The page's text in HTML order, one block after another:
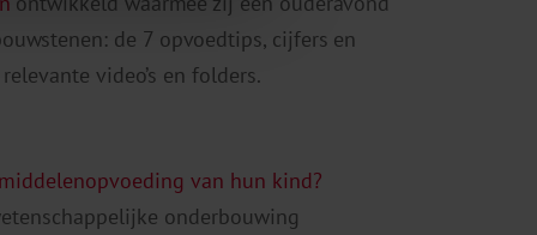
de 7 opvoedtips, cijfers en
video’s en folders.
van hun kind?
onderbouwing